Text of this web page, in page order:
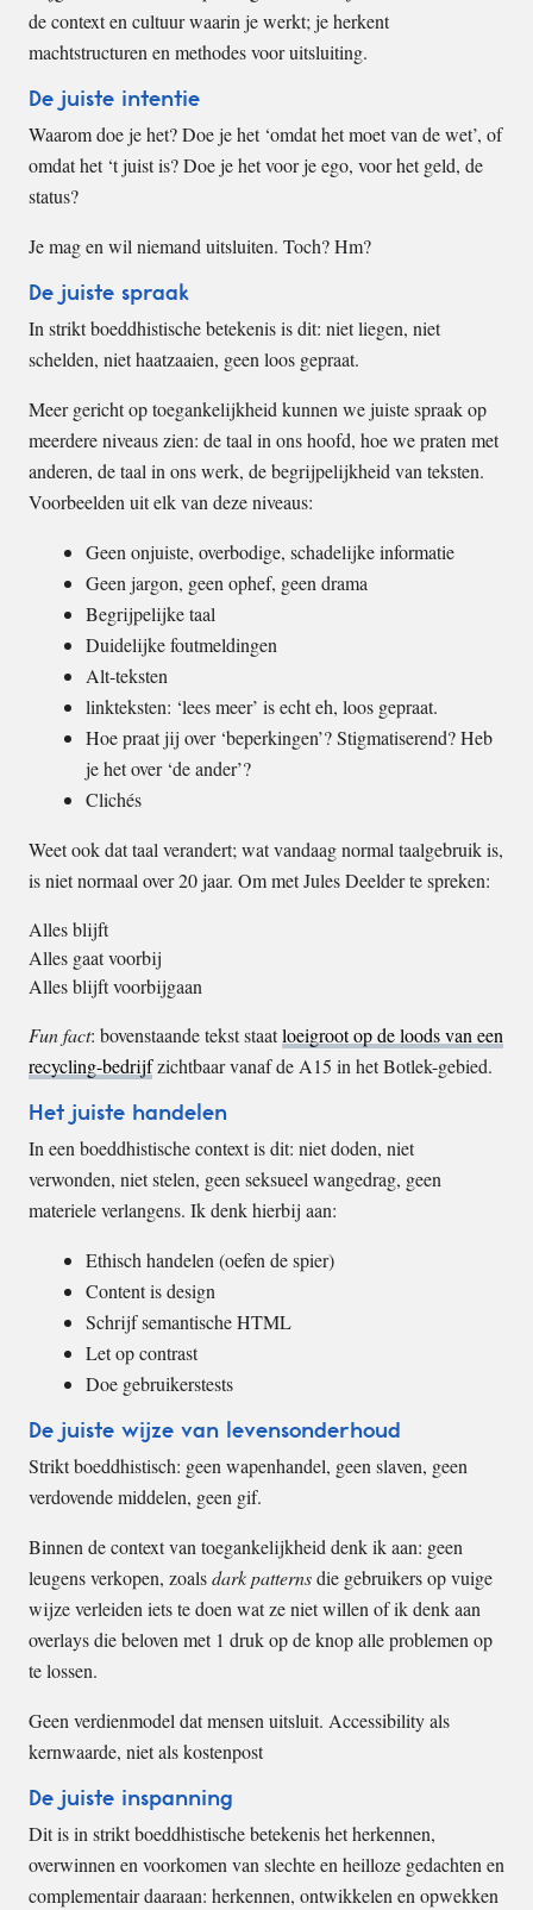
de context en cultuur waarin je werkt; je herkent
machtstructuren en methodes voor uitsluiting.
De juiste intentie
Waarom doe je het? Doe je het ‘omdat het moet van de wet’, of
omdat het ‘t juist is? Doe je het voor je ego, voor het geld, de
status?
Je mag en wil niemand uitsluiten. Toch? Hm?
De juiste spraak
In strikt boeddhistische betekenis is dit: niet liegen, niet
schelden, niet haatzaaien, geen loos gepraat.
Meer gericht op toegankelijkheid kunnen we juiste spraak op
meerdere niveaus zien: de taal in ons hoofd, hoe we praten met
anderen, de taal in ons werk, de begrijpelijkheid van teksten.
Voorbeelden uit elk van deze niveaus:
Geen onjuiste, overbodige, schadelijke informatie
Geen jargon, geen ophef, geen drama
Begrijpelijke taal
Duidelijke foutmeldingen
Alt-teksten
linkteksten: ‘lees meer’ is echt eh, loos gepraat.
Hoe praat jij over ‘beperkingen’? Stigmatiserend? Heb
je het over ‘de ander’?
Clichés
Weet ook dat taal verandert; wat vandaag normal taalgebruik is,
is niet normaal over 20 jaar. Om met Jules Deelder te spreken:
Alles blijft
Alles gaat voorbij
Alles blijft voorbijgaan
Fun fact: bovenstaande tekst staatloeigroot op de loods van een
recycling-bedrijfzichtbaar vanaf de A15 in het Botlek-gebied.
Het juiste handelen
In een boeddhistische context is dit: niet doden, niet
verwonden, niet stelen, geen seksueel wangedrag, geen
materiele verlangens. Ik denk hierbij aan:
Ethisch handelen (oefen de spier)
Content is design
Schrijf semantische HTML
Let op contrast
Doe gebruikerstests
De juiste wijze van levensonderhoud
Strikt boeddhistisch: geen wapenhandel, geen slaven, geen
verdovende middelen, geen gif.
Binnen de context van toegankelijkheid denk ik aan: geen
leugens verkopen, zoalsdark patternsdie gebruikers op vuige
wijze verleiden iets te doen wat ze niet willen of ik denk aan
overlays die beloven met 1 druk op de knop alle problemen op
te lossen.
Geen verdienmodel dat mensen uitsluit. Accessibility als
kernwaarde, niet als kostenpost
De juiste inspanning
Dit is in strikt boeddhistische betekenis het herkennen,
overwinnen en voorkomen van slechte en heilloze gedachten en
complementair daaraan: herkennen, ontwikkelen en opwekken